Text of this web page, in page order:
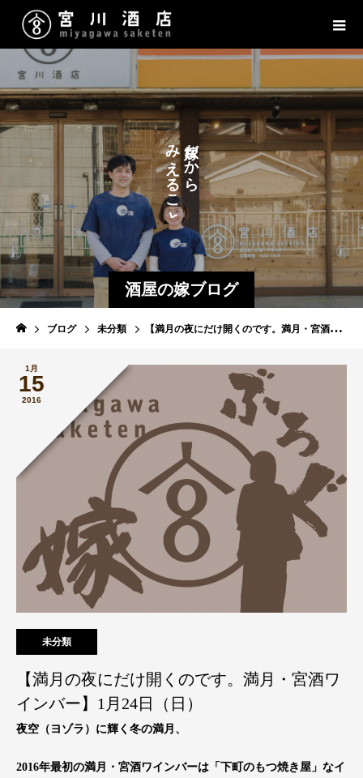
酒屋の嫁ブログ
だ
か
ら
み
え
る
こ
と
だ
か
ら
ブログ 未分類 【満月の夜にだけ開くのです。満月・宮酒ワインバー】1月24日（日）
1月
15
2016
未分類
【満月の夜にだけ開くのです。満月・宮酒ワ
インバー】1月24日（日）
夜空（ヨゾラ）に輝く冬の満月、
2016年最初の満月・宮酒ワインバーは「下町のもつ焼き屋」なイ